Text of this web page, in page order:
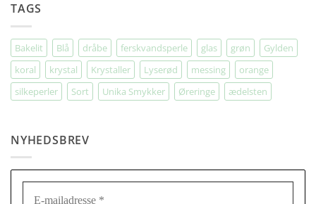
TAGS
Bakelit Blå dråbe ferskvandsperle glas grøn
Gylden
koral
krystal Krystaller Lyserød messing
orange
silkeperler
Sort Unika Smykker Øreringe ædelsten
NYHEDSBREV